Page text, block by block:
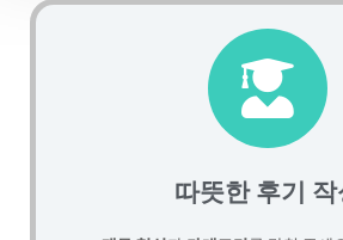
따뜻한 후기 작